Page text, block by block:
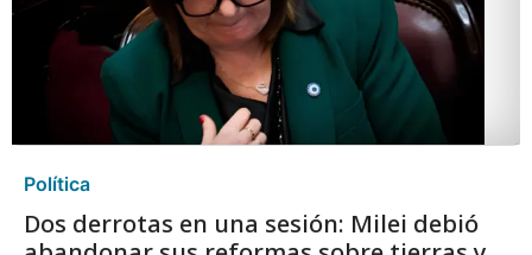
Política
Dos derrotas en una sesión: Milei debió